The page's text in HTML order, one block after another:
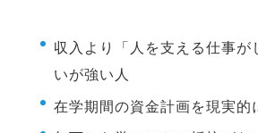
収入より「人を支える仕事が
いが強い人
在学期間の資金計画を現実的